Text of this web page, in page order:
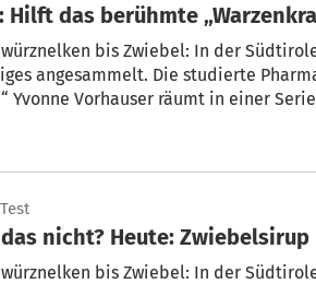
Hilft das berühmte
bis Zwiebel: In der
angesammelt. Die studierte
Yvonne Vorhauser räumt in einer
nicht? Heute:
bis Zwiebel: In der